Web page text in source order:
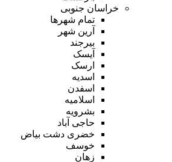
خراسان جنوبی
تمام شهر‌ها
آرین شهر
بیرجند
آیسک
ارسک
اسدیه
اسفدن
اسلامیه
بشرویه
حاجی آباد
خضری دشت بیاض
خوسف
زهان